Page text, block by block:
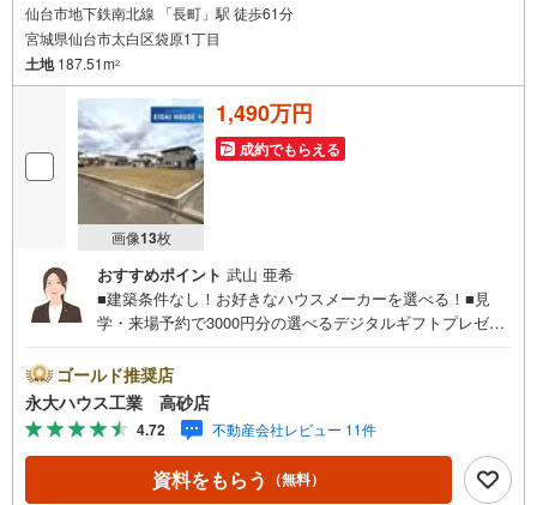
仙台市地下鉄南北線 「長町」駅 徒歩61分
宮城県仙台市太白区袋原1丁目
土地187.51m2
画像13枚
1,490万円
成約でもらえる
おすすめポイント 武山 亜希
■建築条件なし！お好きなハウスメーカーを選べる！■見
学・来場予約で3000円分の選べるデジタルギフトプレゼン
内の多数店舗で展開中！こちらでは当社の強みを大きく2つ
に分けてご紹介！1.＜豊富な不動産知識＞戸建・マンショ
ン・土地...と種別を問わず不動産を取り扱っております。
更に教育施設や商業施設、子育て環境や行政などの地域情
報を総合し、お客様により良い物件選びをして頂けるよ
う、しっかりとサポートさせて頂きます。2.＜経験豊富な
ゴールド推奨店
永大ハウス工業 高砂店
4.72 不動産会社レビュー 11件
資料をもらう （無料）